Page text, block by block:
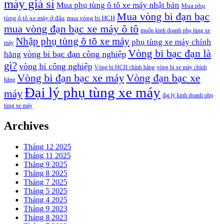
máy giá sỉ Mua phụ tùng ô tô xe máy nhật bản Mua phụ
tùng ô tô xe máy ở đâu mua vòng bi HCH Mua vòng bi đạn bạc
mua vòng đạn bạc xe máy ô tô muốn kinh doanh phụ tùng xe
máy Nhập phụ tùng ô tô xe máy phụ tùng xe máy chính
hãng vòng bi bạc đạn công nghiệp Vòng bi bạc đạn là
gì? vòng bi công nghiệp Vòng bi HCH chính hãng vòng bi xe máy chính
hãng Vòng bi đạn bạc xe máyVòng đạn bạc xe
máyĐại lý phụ tùng xe máy đại lý kinh doanh phụ
tùng xe máy
Archives
Tháng 12 2025
Tháng 11 2025
Tháng 9 2025
Tháng 8 2025
Tháng 7 2025
Tháng 5 2025
Tháng 4 2025
Tháng 9 2023
Tháng 8 2023